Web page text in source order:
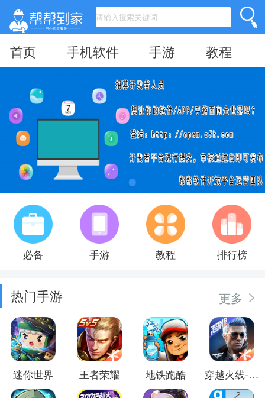
首页 手机软件 手游 教程
必备 手游 教程 排行榜
热门手游 更多
迷你世界 王者荣耀 地铁跑酷 穿越火线-枪战王者